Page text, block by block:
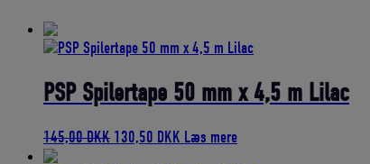
PSP Spilertape 50 mm x 4,5 m Lilac
145,00DKK Den
130,50 DKK Den
Læs mere